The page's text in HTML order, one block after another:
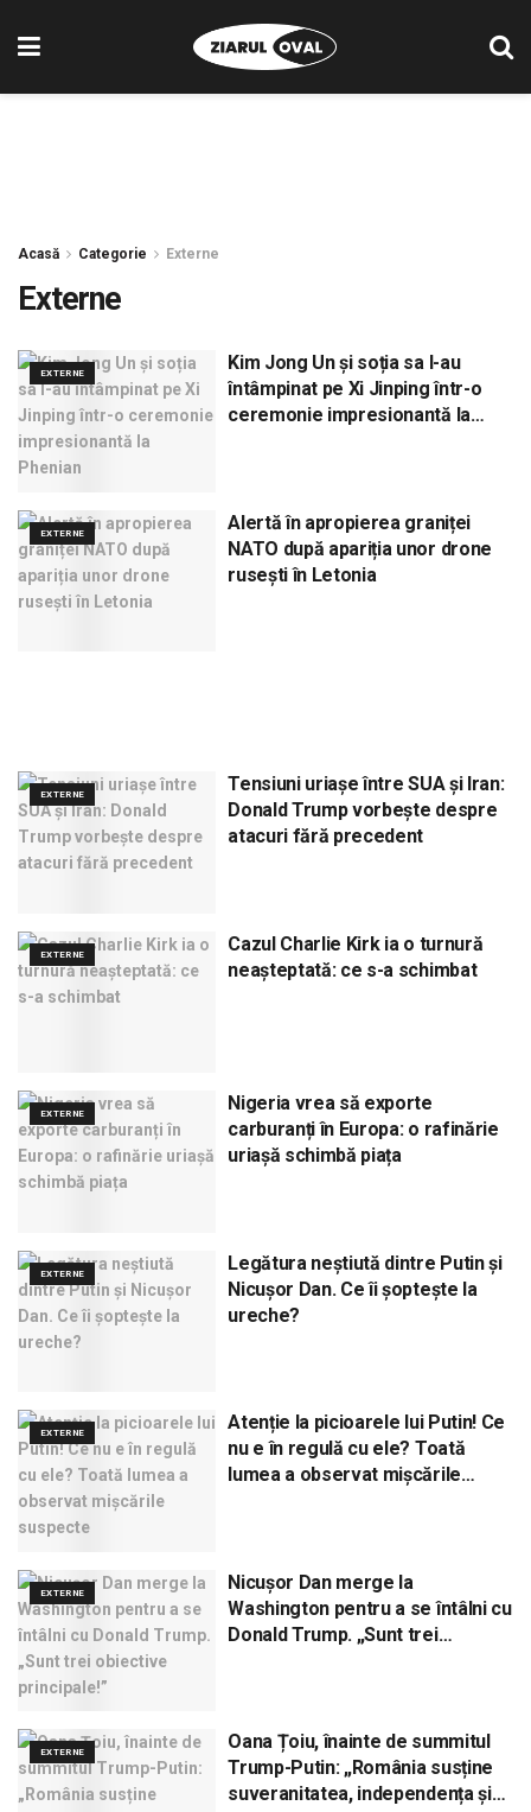
Acasă Categorie Externe
Externe
EXTERNE
Kim Jong Un și soția sa l-au
întâmpinat pe Xi Jinping într-o
ceremonie impresionantă la
EXTERNE
Alertă în apropierea graniței
NATO după apariția unor drone
rusești în Letonia
EXTERNE
Tensiuni uriașe între SUA și Iran:
Donald Trump vorbește despre
atacuri fără precedent
EXTERNE
Cazul Charlie Kirk ia o turnură
neașteptată: ce s-a schimbat
EXTERNE
Nigeria vrea să exporte
carburanți în Europa: o rafinărie
uriașă schimbă piața
EXTERNE
Legătura neștiută dintre Putin și
Nicușor Dan. Ce îi șoptește la
ureche?
EXTERNE
Atenție la picioarele lui Putin! Ce
nu e în regulă cu ele? Toată
lumea a observat mișcările
EXTERNE
Nicușor Dan merge la
Washington pentru a se întâlni cu
Donald Trump. „Sunt trei
EXTERNE
Oana Țoiu, înainte de summitul
Trump-Putin: „România susține
suveranitatea, independența și